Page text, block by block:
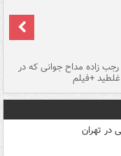
زاده مداح جوانی که در
+فیلم
در تهران